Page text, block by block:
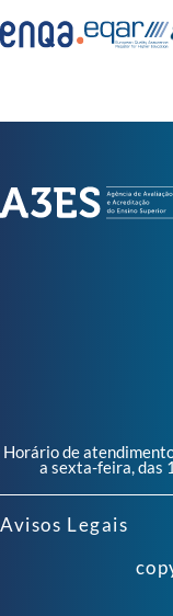
Horário de
a sexta-feira, das
Avisos Legais